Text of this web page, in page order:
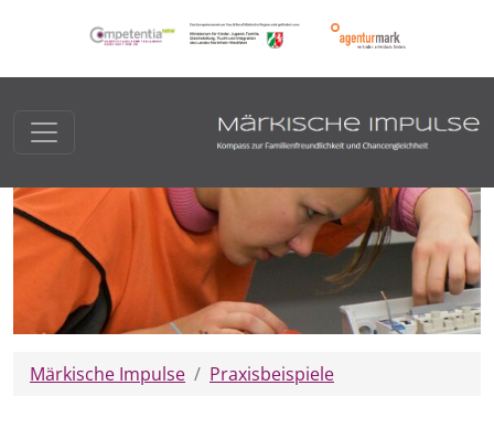
Märkische Impulse Praxisbeispiele